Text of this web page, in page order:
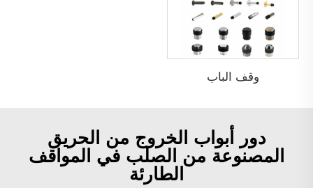
وقف الباب
دور أبواب الخروج من الحريق
المصنوعة من الصلب في المواقف
الطارئة